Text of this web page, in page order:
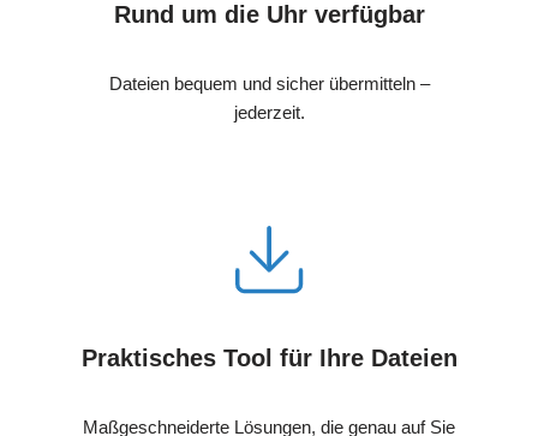
Rund um die Uhr verfügbar
Dateien bequem und sicher übermitteln –
jederzeit.
Praktisches Tool für Ihre Dateien
Maßgeschneiderte Lösungen, die genau auf Sie